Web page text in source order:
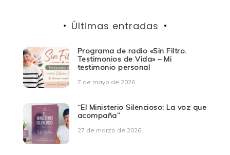
Últimas entradas
Programa de radio «Sin Filtro.
Testimonios de Vida» – Mi
testimonio personal
7 de mayo de 2026
“El Ministerio Silencioso: La voz que
acompaña”
27 de marzo de 2026